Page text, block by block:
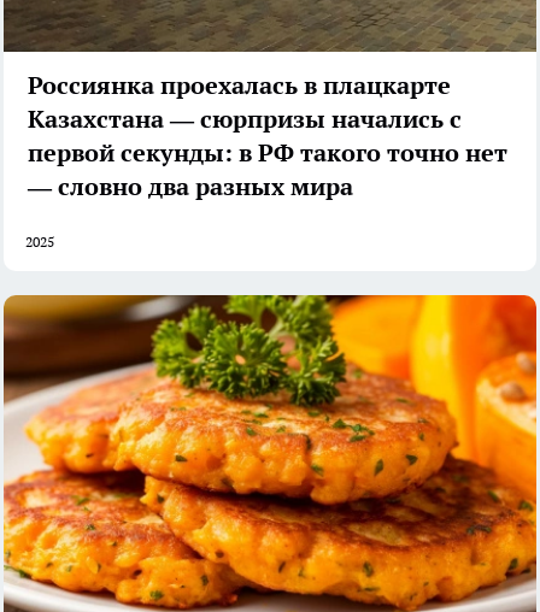
Россиянка проехалась в плацкарте
Казахстана — сюрпризы начались с
первой секунды: в РФ такого точно нет
— словно два разных мира
2025